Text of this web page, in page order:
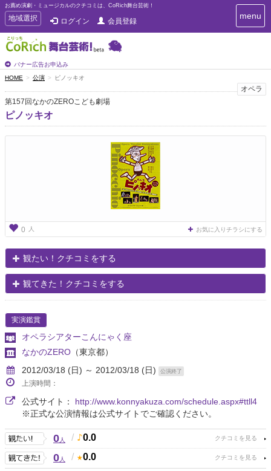
お薦め演劇・ミュージカルのクチコミは、CoRich舞台芸術！
T
o
g
g
e
n
a
v
g
地域選択 ログイン 会員登録
バナー広告お申込み
T
o
n
i
g
menu
HOME 公演 ピノッキオ
オペラ
第157回なかのZEROこども劇場
ピノッキオ
0 人 お気に入りチラシにする
観たい！クチコミをする
観てきた！クチコミをする
実演鑑賞
オペラシアターこんにゃく座
なかのZERO （東京都）
2012/03/18 (日) ～ 2012/03/18 (日)
公演終了
上演時間：
公式サイト： http://www.konnyakuza.com/schedule.aspx#ttll4
※正式な公演情報は公式サイトでご確認ください。
0人 / 0.0
0人 / 0.0